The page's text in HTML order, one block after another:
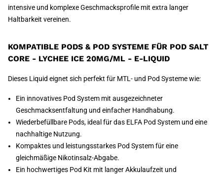
intensive und komplexe Geschmacksprofile mit extra langer
Haltbarkeit vereinen.
KOMPATIBLE PODS & POD SYSTEME FÜR POD SALT
CORE - LYCHEE ICE 20MG/ML - E-LIQUID
Dieses Liquid eignet sich perfekt für MTL- und Pod Systeme wie:
Ein innovatives Pod System mit ausgezeichneter
Geschmacksentfaltung und einfacher Handhabung.
Wiederbefüllbare Pods, ideal für das ELFA Pod System und eine
nachhaltige Nutzung.
Kompaktes und leistungsstarkes Pod System für eine
gleichmäßige Nikotinsalz-Abgabe.
Ein hochwertiges Pod Kit mit langer Akkulaufzeit und